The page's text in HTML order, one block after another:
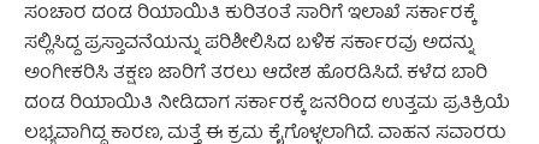
ಸಂಚಾರ ದಂಡ ರಿಯಾಯಿತಿ ಕುರಿತಂತೆ ಸಾರಿಗೆ ಇಲಾಖೆ ಸರ್ಕಾರಕ್ಕೆ
ಸಲ್ಲಿಸಿದ್ದ ಪ್ರಸ್ತಾವನೆಯನ್ನು ಪರಿಶೀಲಿಸಿದ ಬಳಿಕ ಸರ್ಕಾರವು ಅದನ್ನು
ಅಂಗೀಕರಿಸಿ ತಕ್ಷಣ ಜಾರಿಗೆ ತರಲು ಆದೇಶ ಹೊರಡಿಸಿದೆ. ಕಳೆದ ಬಾರಿ
ದಂಡ ರಿಯಾಯಿತಿ ನೀಡಿದಾಗ ಸರ್ಕಾರಕ್ಕೆ ಜನರಿಂದ ಉತ್ತಮ ಪ್ರತಿಕ್ರಿಯೆ
ಲಭ್ಯವಾಗಿದ್ದ ಕಾರಣ, ಮತ್ತೆ ಈ ಕ್ರಮ ಕೈಗೊಳ್ಳಲಾಗಿದೆ. ವಾಹನ ಸವಾರರು